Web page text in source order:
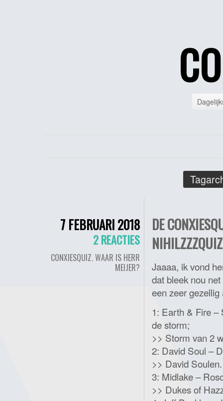
7 FEBRUARI 2018
2 REACTIES
CONXIESQUIZ,WAAR IS HERR
MEIJER?
DE
NIHILZZZQUIZ
Jaaaa, ik vond
dat bleek nou
een zeer
1: Earth & Fire –
de storm;
>> Storm van 2
2: David Soul –
>> David Soulen.
3: Midlake –
>> Dukes of